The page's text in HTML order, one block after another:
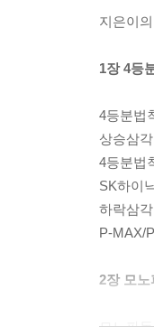
지은이
1장 4등
4등분법
상승삼
4등분법
SK하이
하락삼
P-MAX/
2장 모
모노파